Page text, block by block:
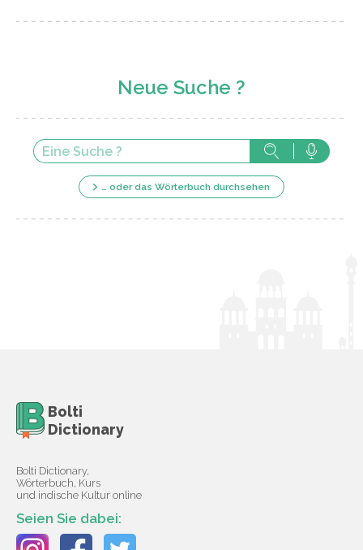
Neue Suche ?
… oder das Wörterbuch durchsehen
Bolti
Dictionary
Bolti Dictionary,
Wörterbuch, Kurs
und indische Kultur online
Seien Sie dabei: